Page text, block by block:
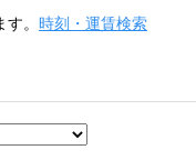
。 時刻・運賃検索